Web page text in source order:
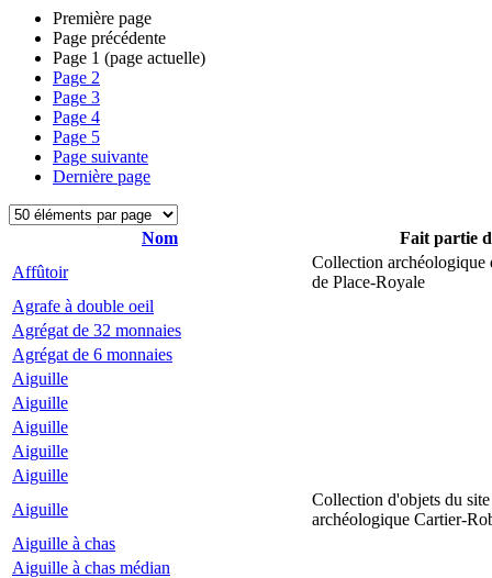
Première page
Page précédente
Page 1 (page actuelle)
Page 2
Page 3
Page 4
Page 5
Page suivante
Dernière page
Nom
Fait partie
Affûtoir
Collection archéologique
de Place-Royale
Agrafe à double oeil
Agrégat de 32 monnaies
Agrégat de 6 monnaies
Aiguille
Aiguille
Aiguille
Aiguille
Aiguille
Aiguille
Collection d'objets du site
archéologique Cartier-
Aiguille à chas
Aiguille à chas médian